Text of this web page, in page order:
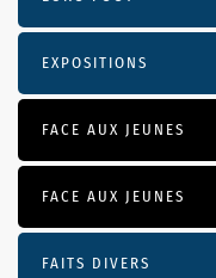
EXPOSITIONS
FACE AUX JEUNES
FACE AUX JEUNES
FAITS DIVERS